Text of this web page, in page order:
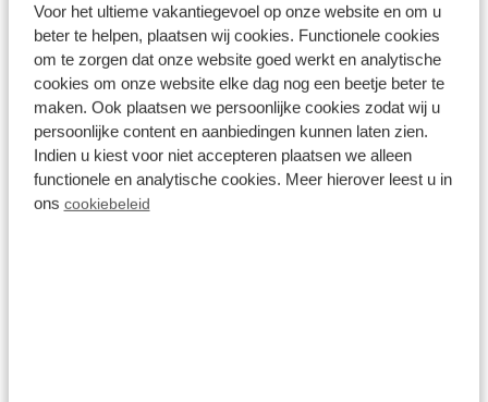
Voor het ultieme vakantiegevoel op onze website en om u
beter te helpen, plaatsen wij cookies. Functionele cookies
om te zorgen dat onze website goed werkt en analytische
cookies om onze website elke dag nog een beetje beter te
maken. Ook plaatsen we persoonlijke cookies zodat wij u
persoonlijke content en aanbiedingen kunnen laten zien.
Indien u kiest voor niet accepteren plaatsen we alleen
functionele en analytische cookies. Meer hierover leest u in
ons cookiebeleid
Ik verklaar dat het voor maximaal 6
maanden is omdat een verbouwing
plaatsvindt of dat ik ga verhuizen en een
verhuisdatum al bekend is.